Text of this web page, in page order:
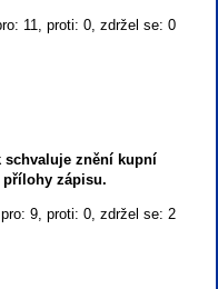
11, proti: 0, zdržel se: 0
schvaluje znění kupní
přílohy zápisu.
9, proti: 0, zdržel se: 2